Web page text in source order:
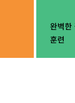
완벽한
훈련